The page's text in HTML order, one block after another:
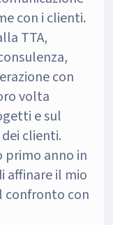
con i clienti.
TTA,
con
volta
e sul
clienti.
primo anno in
affinare il mio
confronto con